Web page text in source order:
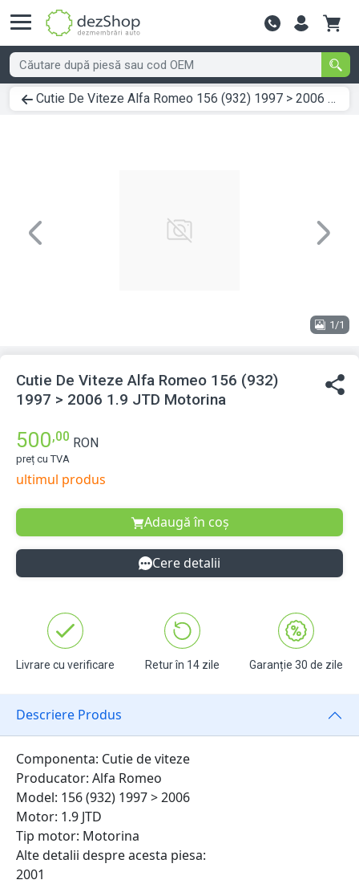
Contactează-
Cutie De Viteze Alfa Romeo 156 (932) 1997 > 2006 1.9 JTD Motorina
Previous Next
1/1
Cutie De Viteze Alfa Romeo 156 (932)
1997 > 2006 1.9 JTD Motorina
500,00 RON
preț cu TVA
ultimul produs
Adaugă în coș
Cere detalii
Livrare cu verificare Retur în 14 zile Garanție 30 de zile
Descriere Produs
Componenta: Cutie de viteze
Producator: Alfa Romeo
Model: 156 (932) 1997 > 2006
Motor: 1.9 JTD
Tip motor: Motorina
Alte detalii despre acesta piesa:
2001